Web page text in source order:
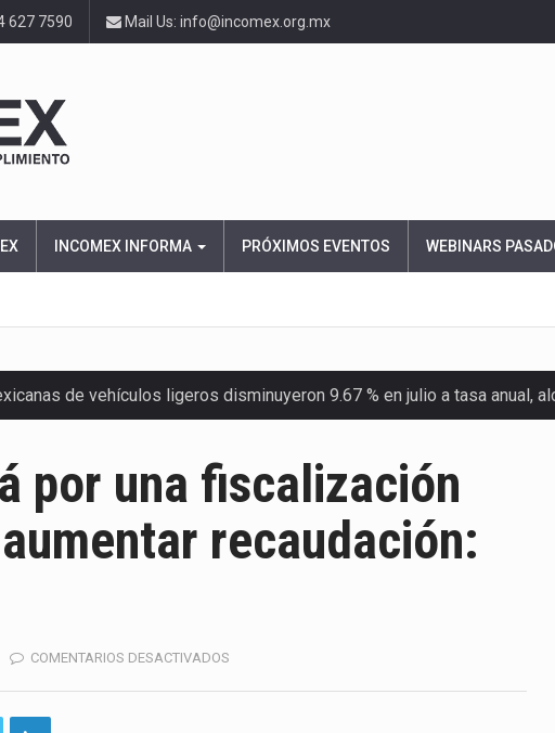
627 7590 Mail Us: info@incomex.org.mx
INCOMEX INFORMA PRÓXIMOS EVENTOS WEBINARS
de vehículos ligeros disminuyeron 9.67 % en julio a tasa anual,
America (CPA) solicitó al gobierno de Estados Unidos mantener
en México se considera totalmente preparada para la…
de las inspecciones sanitarias del Departamento de Agricultura
a empresas IMMEX rara vez nacen de una interpretación
mexicana concentra más de la mitad de las quejas bajo el Mecanismo…
por una fiscalización
recaudación:
COMENTARIOS DESACTIVADOS